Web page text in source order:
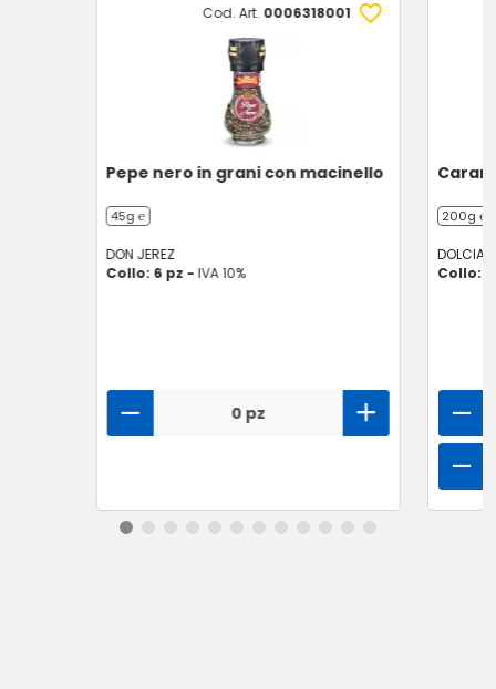
Cod. Art. 0006318001
Pepe nero in grani con macinello
45g ℮
DON JEREZ
Collo: 6 pz - IVA 10%
0 pz
200g ℮
Collo: